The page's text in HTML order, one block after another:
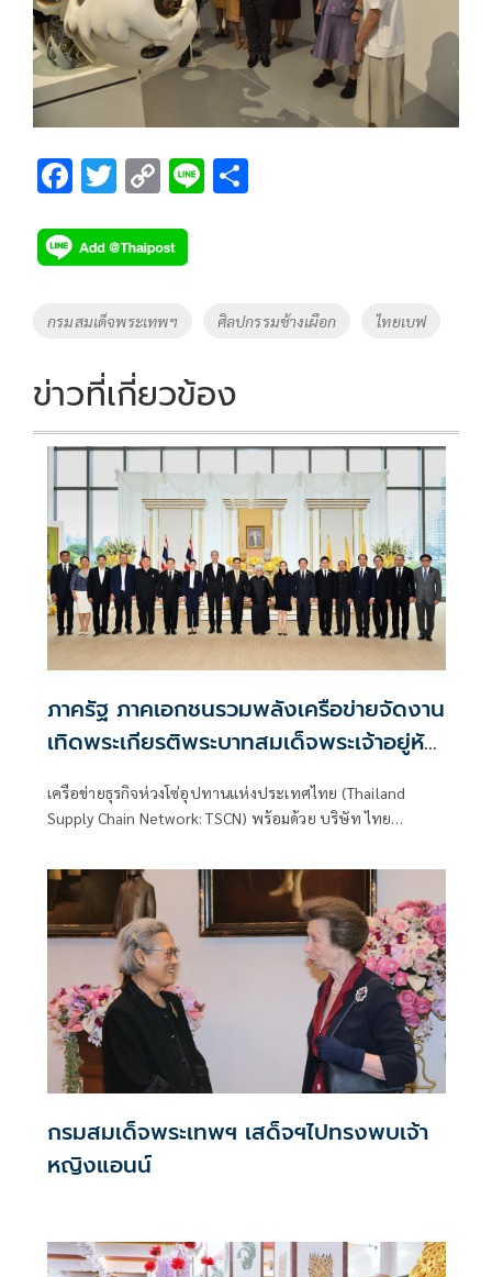
F
e
b
o
k
T
tt
er
C
p
y
Li
k
Li
Tags
กรมสมเด็จพระเทพฯ ศิลปกรรมช้างเผือก ไทยเบฟ
ข่าวที่เกี่ยวข้อง
ภาครัฐ ภาคเอกชนรวมพลังเครือข่ายจัดงาน
เทิดพระเกียรติพระบาทสมเด็จพระเจ้าอยู่หัว
ทศวรรษแห่งการพัฒนา สืบสาน รักษา ต่อย
อด ใต้ร่มพระบารมี
เครือข่ายธุรกิจห่วงโซ่อุปทานแห่งประเทศไทย (Thailand
Supply Chain Network: TSCN) พร้อมด้วย บริษัท ไทย
จัดงาน “ทศวรรษแห่งการพัฒนา สืบสาน รักษา ต่อยอด ใต้ร่ม
พระบารมี” เพื่อเทิดพระเกียรติพระบาทสมเด็จพระเจ้าอยู่หัว
เนื่องในโอกาสวันเฉลิมพระชนมพรรษา 28 กรกฎาคม 2569
และครบ 10 ปีแห่งการครองสิริราชสมบัติ
กรมสมเด็จพระเทพฯ เสด็จฯไปทรงพบเจ้า
หญิงแอนน์